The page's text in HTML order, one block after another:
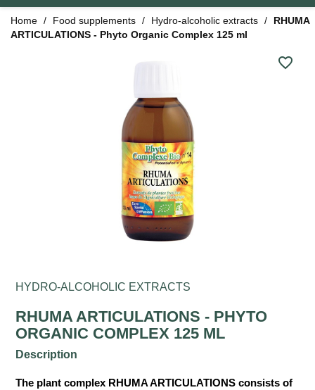
Home Food supplements Hydro-alcoholic extracts
RHUMA
ARTICULATIONS - Phyto Organic Complex 125 ml
favorite_border
HYDRO-ALCOHOLIC EXTRACTS
RHUMA ARTICULATIONS - PHYTO
ORGANIC COMPLEX 125 ML
Description
The plant complex RHUMA ARTICULATIONS consists of